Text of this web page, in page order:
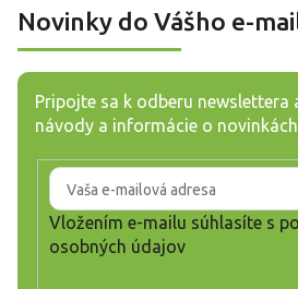
Novinky do Vášho e-
Pripojte sa k odberu newslettera
návody a informácie o
Vložením e-mailu súhlasíte s
osobných údajov